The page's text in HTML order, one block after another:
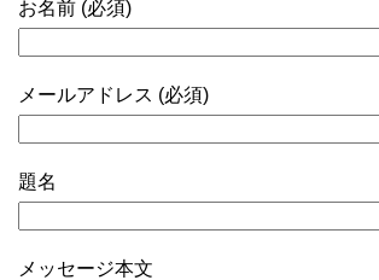
お名前 (必須)
メールアドレス (必須)
題名
メッセージ本文